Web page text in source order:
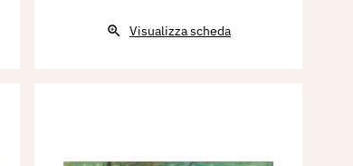
Visualizza scheda